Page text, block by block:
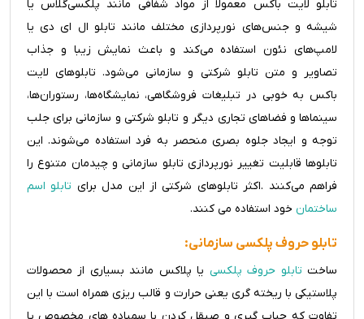
تابلو لایت باکس معمولاً از مواد شفافی مانند پلکسی‌گلاس یا
شیشه و جنس‌های نورپردازی مختلف مانند تابلو ال ای دی یا
لامپ‌های نئون استفاده می‌کند و باعث نمایش زیبا و جذاب
تصاویر و متن تابلو شرکتی و سازمانی می‌شود. تابلوهای لایت
باکس به خوبی در تبلیغات فروشگاهی، نمایشگاه‌ها، رستوران‌ها،
سینماها و فضاهای تجاری دیگر و تابلو شرکتی و سازمانی برای جلب
توجه و ایجاد جلوه بصری منحصر به فرد استفاده می‌شوند. این
تابلوها قابلیت تغییر نورپردازی تابلو سازمانی و چیدمان متنوع را
فراهم می‌کنند .اکثر تابلوهای شرکتی از این مدل برای تابلو اسم
ساختمان خود استفاده می کنند.
تابلو حروف پلکسی سازمانی:
ساخت تابلو حروف پلکسی یا پلاکس مانند بسیاری از محصولات
پلاستیکی با ریخته گری یعنی حرارت و قالب ریزی همراه است با این